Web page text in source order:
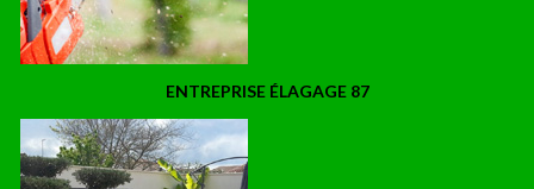
ENTREPRISE ÉLAGAGE 87